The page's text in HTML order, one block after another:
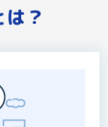
？